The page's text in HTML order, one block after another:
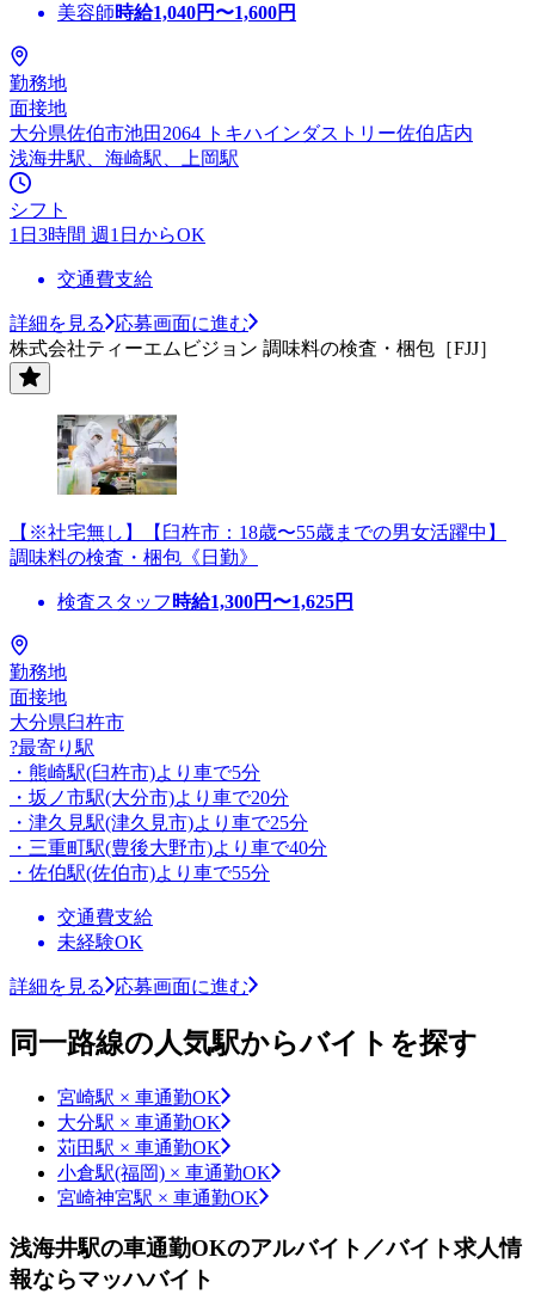
美容師時給1,040円〜1,600円
勤務地
面接地
大分県佐伯市池田2064 トキハインダストリー佐伯店内
浅海井駅、海崎駅、上岡駅
シフト
1日3時間 週1日からOK
交通費支給
詳細を見る
応募画面に進む
株式会社ティーエムビジョン 調味料の検査・梱包［FJJ］
【※社宅無し】【臼杵市：18歳〜55歳までの男女活躍中】
調味料の検査・梱包《日勤》
検査スタッフ 時給1,300円〜1,625円
勤務地
面接地
大分県臼杵市
?最寄り駅
・熊崎駅(臼杵市)より車で5分
・坂ノ市駅(大分市)より車で20分
・津久見駅(津久見市)より車で25分
・三重町駅(豊後大野市)より車で40分
・佐伯駅(佐伯市)より車で55分
交通費支給
未経験OK
詳細を見る 応募画面に進む
同一路線の人気駅からバイトを探す
宮崎駅 × 車通勤OK
大分駅 × 車通勤OK
苅田駅 × 車通勤OK
小倉駅(福岡) × 車通勤OK
宮崎神宮駅 × 車通勤OK
浅海井駅の車通勤OKのアルバイト／バイト求人情
報ならマッハバイト